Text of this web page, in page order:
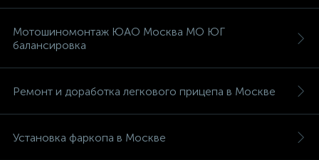
Мотошиномонтаж ЮАО Москва МО ЮГ
балансировка
Ремонт и доработка легкового прицепа в Москве
Установка фаркопа в Москве